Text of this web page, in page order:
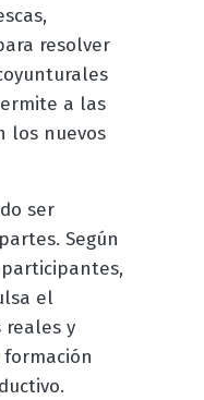
resolver
a las
los nuevos
ser
Según
el
reales y